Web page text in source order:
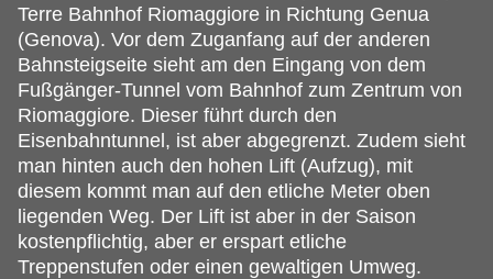
Terre Bahnhof Riomaggiore in Richtung Genua
(Genova). Vor dem Zuganfang auf der anderen
Bahnsteigseite sieht am den Eingang von dem
Fußgänger-Tunnel vom Bahnhof zum Zentrum von
Riomaggiore. Dieser führt durch den
Eisenbahntunnel, ist aber abgegrenzt. Zudem sieht
man hinten auch den hohen Lift (Aufzug), mit
diesem kommt man auf den etliche Meter oben
liegenden Weg. Der Lift ist aber in der Saison
kostenpflichtig, aber er erspart etliche
Treppenstufen oder einen gewaltigen Umweg.